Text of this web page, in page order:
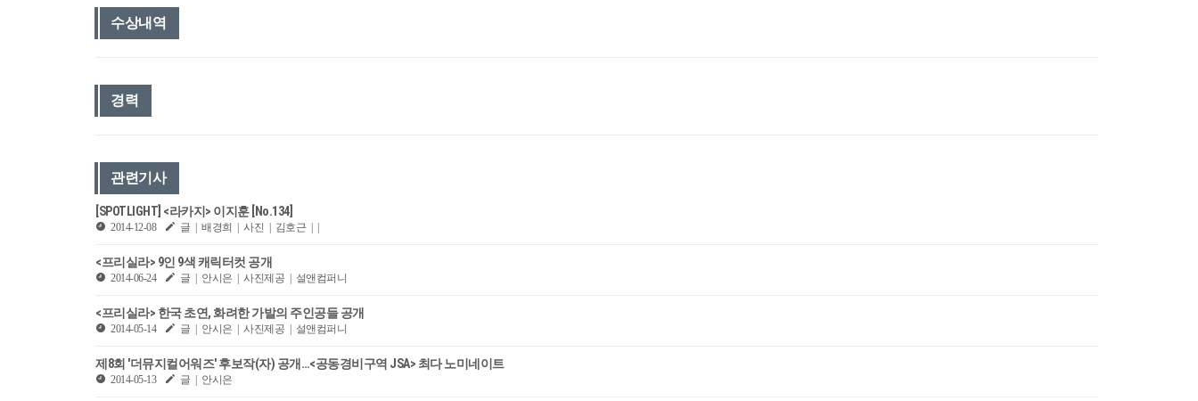
수상내역
경력
관련기사
[SPOTLIGHT] <라카지> 이지훈 [No.134]
2014-12-08 글 | 배경희 | 사진 | 김호근 | |
<프리실라> 9인 9색 캐릭터컷 공개
2014-06-24 글 | 안시은 | 사진제공 | 설앤컴퍼니
<프리실라> 한국 초연, 화려한 가발의 주인공들 공개
2014-05-14 글 | 안시은 | 사진제공 | 설앤컴퍼니
제8회 '더뮤지컬어워즈' 후보작(자) 공개…<공동경비구역 JSA> 최다 노미네이트
2014-05-13 글 | 안시은